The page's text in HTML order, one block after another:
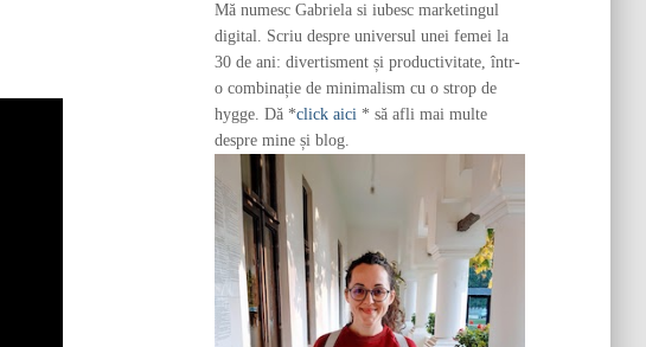
:Mă numesc Gabriela si iubesc marketingul
digital. Scriu despre universul unei femei la
30 de ani: divertisment și productivitate, într-
o combinație de minimalism cu o strop de
hygge. Dă *click aici * să afli mai multe
despre mine și blog.